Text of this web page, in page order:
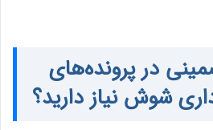
در پرونده‌های
شوش نیاز دارید؟